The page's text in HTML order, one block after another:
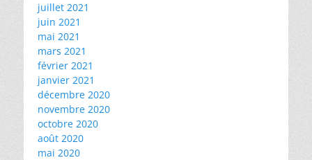
juillet 2021
juin 2021
mai 2021
mars 2021
février 2021
janvier 2021
décembre 2020
novembre 2020
octobre 2020
août 2020
mai 2020